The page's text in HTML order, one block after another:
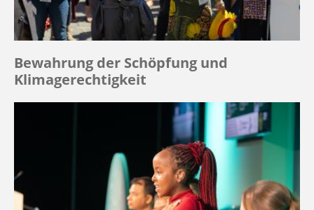
Bewahrung der Schöpfung und
Klimagerechtigkeit